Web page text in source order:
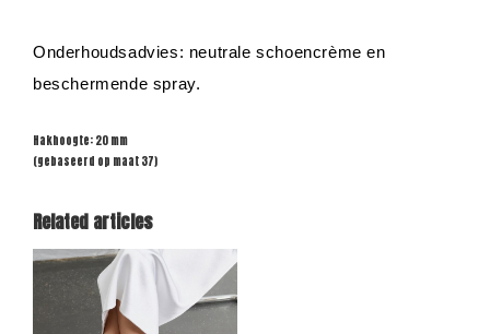
Onderhoudsadvies: neutrale schoencrème en
beschermende spray.
Hakhoogte: 20 mm
(gebaseerd op maat 37)
Related articles